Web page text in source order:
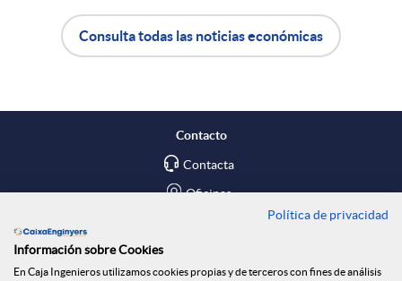
r
n
p
i
o
ó
Consulta todas las noticias económicas
Contacto
Contacta
Oficinas
Blog
Política de privacidad
Información sobre Cookies
En Caja Ingenieros utilizamos cookies propias y de terceros con fines de análisis